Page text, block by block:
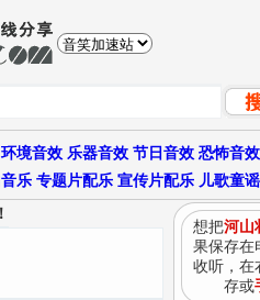
环境音效 乐器音效 节日音效 恐怖音效
乐 专题片配乐 宣传片配乐 儿歌童谣
想把河山
果保存在
收听，在
存或